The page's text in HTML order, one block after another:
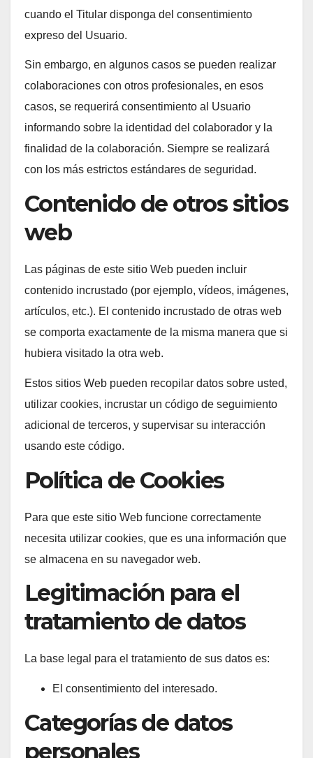
cuando el Titular disponga del consentimiento
expreso del Usuario.
Sin embargo, en algunos casos se pueden realizar
colaboraciones con otros profesionales, en esos
casos, se requerirá consentimiento al Usuario
informando sobre la identidad del colaborador y la
finalidad de la colaboración. Siempre se realizará
con los más estrictos estándares de seguridad.
Contenido de otros sitios
web
Las páginas de este sitio Web pueden incluir
contenido incrustado (por ejemplo, vídeos, imágenes,
artículos, etc.). El contenido incrustado de otras web
se comporta exactamente de la misma manera que si
hubiera visitado la otra web.
Estos sitios Web pueden recopilar datos sobre usted,
utilizar cookies, incrustar un código de seguimiento
adicional de terceros, y supervisar su interacción
usando este código.
Política de Cookies
Para que este sitio Web funcione correctamente
necesita utilizar cookies, que es una información que
se almacena en su navegador web.
Legitimación para el
tratamiento de datos
La base legal para el tratamiento de sus datos es:
El consentimiento del interesado.
Categorías de datos
personales